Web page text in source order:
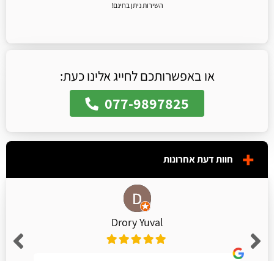
השירות ניתן בחינם!
או באפשרותכם לחייג אלינו כעת:
077-9897825
חוות דעת אחרונות
Drory Yuval